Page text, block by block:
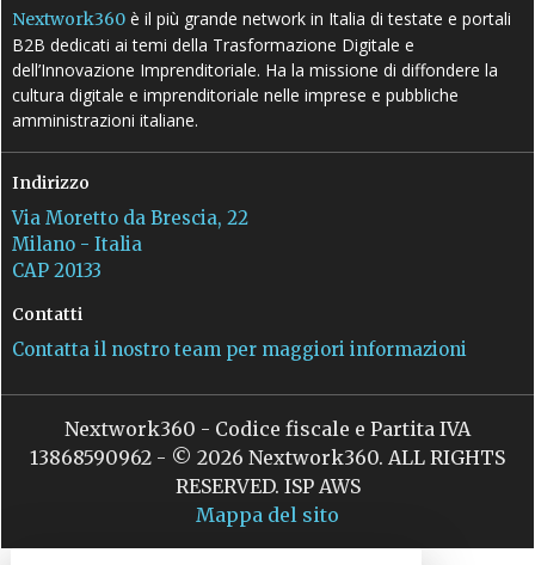
Nextwork360 è il più grande network in Italia di testate e portali
B2B dedicati ai temi della Trasformazione Digitale e
dell’Innovazione Imprenditoriale. Ha la missione di diffondere la
cultura digitale e imprenditoriale nelle imprese e pubbliche
amministrazioni italiane.
Indirizzo
Via Moretto da Brescia, 22
Milano - Italia
CAP 20133
Contatti
Contatta il nostro team per maggiori informazioni
Nextwork360 - Codice fiscale e Partita IVA
13868590962 - © 2026 Nextwork360. ALL RIGHTS
RESERVED. ISP AWS
Mappa del sito